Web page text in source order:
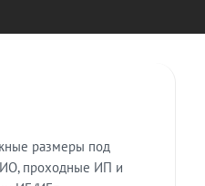
размеры под
проходные ИП и